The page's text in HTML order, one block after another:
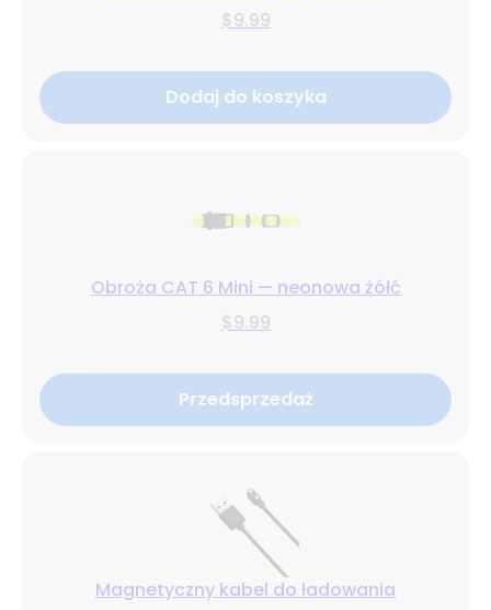
$9.99
Dodaj do koszyka
Obroża CAT 6 Mini — neonowa żółć
$9.99
Przedsprzedaż
Magnetyczny kabel do ładowania